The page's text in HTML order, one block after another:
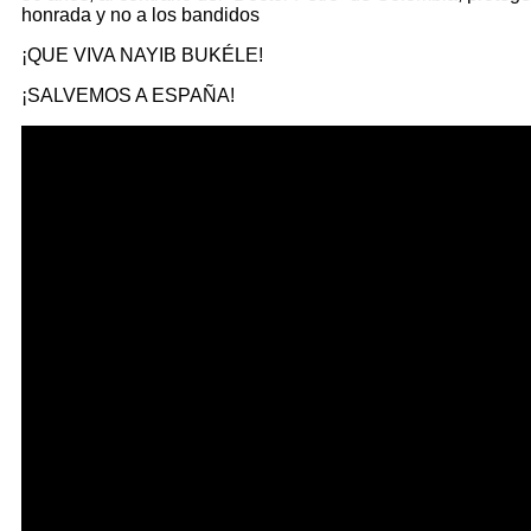
honrada y no a los bandidos
¡QUE VIVA NAYIB BUKÉLE!
¡SALVEMOS A ESPAÑA!